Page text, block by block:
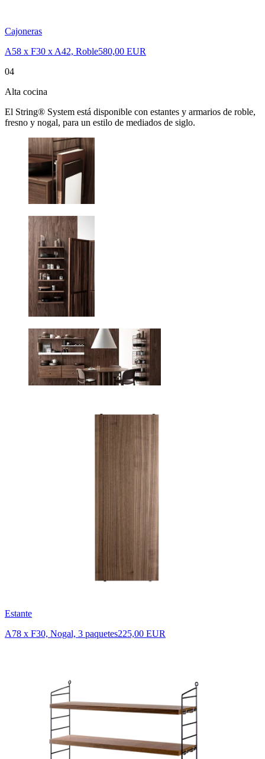
Cajoneras
A58 x F30 x A42, Roble580,00 EUR
04
Alta cocina
El String® System está disponible con estantes y armarios de roble,
fresno y nogal, para un estilo de mediados de siglo.
Estante
A78 x F30, Nogal, 3 paquetes225,00 EUR